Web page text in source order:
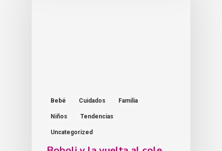
Bebé Cuidados Familia
Niños Tendencias
Uncategorized